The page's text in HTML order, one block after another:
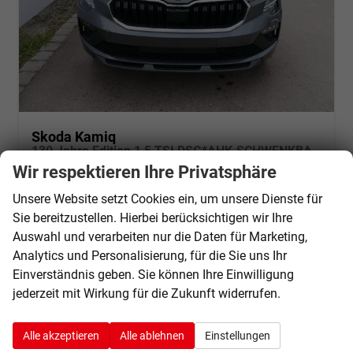
Skoda Kamiq
130 Jahre Edition 1,5 TSI DSG*AHK-SCHWENKBAR*TEMPOMAT*SMARTLINK*LENKRADHEIZUNG*KEYLESS-GO*
sofort lieferbar Fahrzeug mit Tageszulassung
Fahrzeugnr. 68380 Getriebe
Automatik
Kraftstoff Benzin Außenfarbe Graphite Grau Metallic
Leistung 110 kW (150 PS) Kilometerstand 10 km
01.03.2026
29.640,– € Details
Verbrauch kombiniert:5,50 l/100km
CO2-Klasse:
CO -Emissionen:131,00 g/km
Wir respektieren Ihre Privatsphäre
Unsere Website setzt Cookies ein, um unsere Dienste für
Sie bereitzustellen. Hierbei berücksichtigen wir Ihre
Auswahl und verarbeiten nur die Daten für Marketing,
Analytics und Personalisierung, für die Sie uns Ihr
Einverständnis geben. Sie können Ihre Einwilligung
jederzeit mit Wirkung für die Zukunft widerrufen.
Alle akzeptieren Alle ablehnen Einstellungen